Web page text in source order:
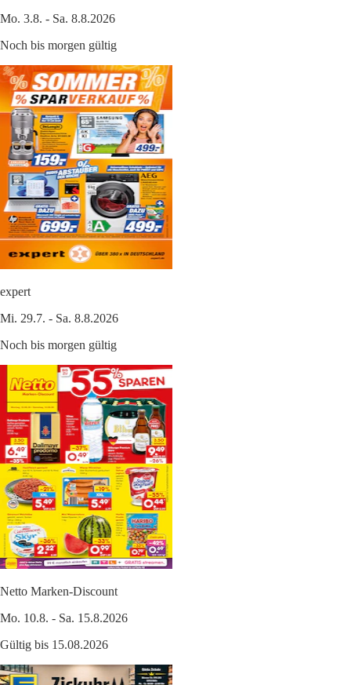
Mo. 3.8. - Sa. 8.8.2026
Noch bis morgen gültig
expert
Mi. 29.7. - Sa. 8.8.2026
Noch bis morgen gültig
Netto Marken-Discount
Mo. 10.8. - Sa. 15.8.2026
Gültig bis 15.08.2026